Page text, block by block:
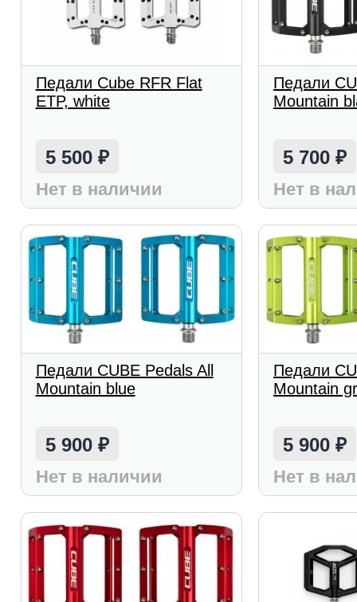
Педали Cube RFR Flat
ETP, white
5 500 ₽
Нет в наличии
Педали
Mountain
5 700₽
Нет в
Педали CUBE Pedals All
Mountain blue
5 900 ₽
Нет в наличии
Педали
Mountain
5 900₽
Нет в